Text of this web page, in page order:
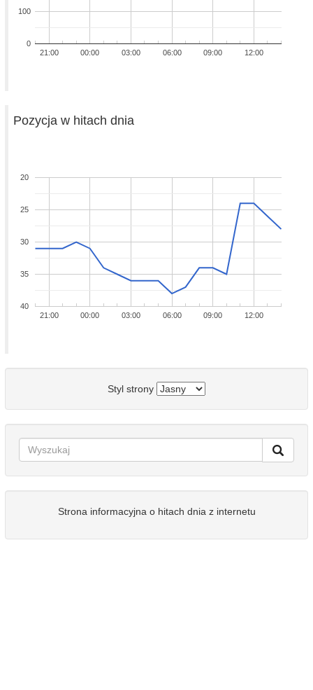
21:00 00:00 03:00 06:00 09:00 12:00
0
100
Pozycja w hitach dnia
21:00 00:00 03:00 06:00 09:00 12:00
20
25
30
35
40
Styl strony
Strona informacyjna o hitach dnia z internetu